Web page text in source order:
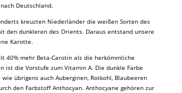
Deutschland.
kreuzten Niederländer die weißen Sorten des
den dunkleren des Orients. Daraus entstand unsere
Karotte.
40% mehr Beta-Carotin als die herkömmliche
ist die Vorstufe zum Vitamin A. Die dunkle Farbe
übrigens auch Auberginen, Rotkohl, Blaubeeren
den Farbstoff Anthocyan. Anthocyane gehören zur